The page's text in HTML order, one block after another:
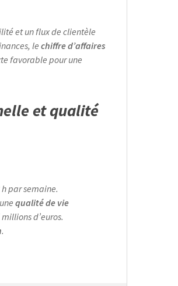
et un flux de clientèle
lechiffre d’affaires
favorable pour une
et qualité
par semaine.
qualité de vie
d’euros.
.